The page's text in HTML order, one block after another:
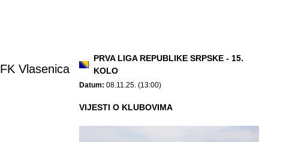
FK Vlasenica
PRVA LIGA REPUBLIKE SRPSKE - 15.
KOLO
Datum: 08.11.25. (13:00)
VIJESTI O KLUBOVIMA